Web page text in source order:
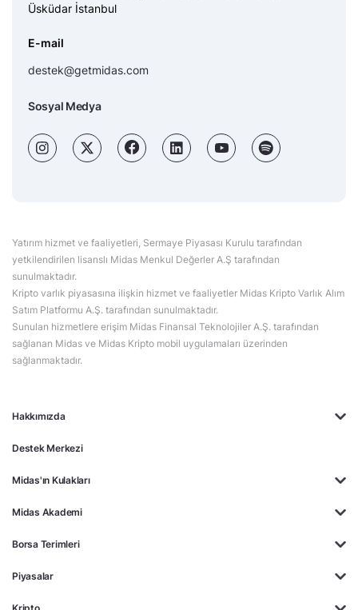
Hakkımızda
Destek Merkezi
Midas'ın Kulakları
Midas Akademi
Borsa Terimleri
Piyasalar
Üsküdar İstanbul
E-mail
destek@getmidas.com
Sosyal Medya
Yatırım hizmet ve faaliyetleri, Sermaye Piyasası Kurulu tarafından
yetkilendirilen lisanslı Midas Menkul Değerler A.Ş tarafından
sunulmaktadır.
Kripto varlık piyasasına ilişkin hizmet ve faaliyetler Midas Kripto Varlık Alım
Satım Platformu A.Ş. tarafından sunulmaktadır.
Sunulan hizmetlere erişim Midas Finansal Teknolojiler A.Ş. tarafından
sağlanan Midas ve Midas Kripto mobil uygulamaları üzerinden
sağlanmaktadır.